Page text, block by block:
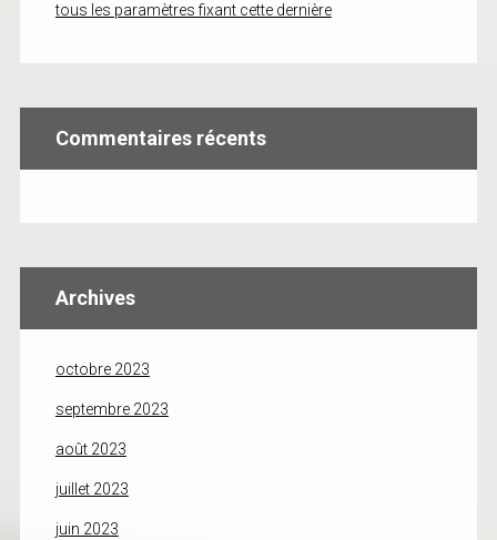
tous les paramètres fixant cette dernière
Commentaires récents
Archives
octobre 2023
septembre 2023
août 2023
juillet 2023
juin 2023